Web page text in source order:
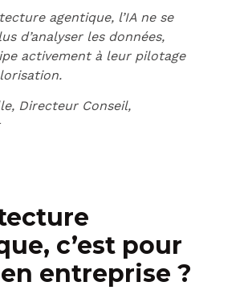
agentique, l’IA ne se
d’analyser les données,
activement à leur pilotage
Directeur Conseil,
c’est pour
entreprise ?